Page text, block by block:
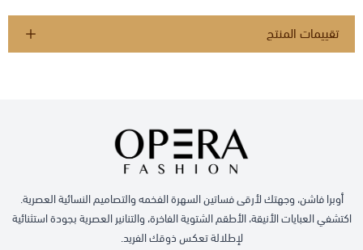
تقييمات المنتج
أوبرا فاشن، وجهتك لأرقى فساتين السهرة الفخمه والتصاميم النسائية العصرية.
اكتشفي العبايات الأنيقة، الأطقم الشتوية الفاخرة، والتنانير العصرية بجودة استثنائية
لإطلالة تعكس ذوقك الفريد.